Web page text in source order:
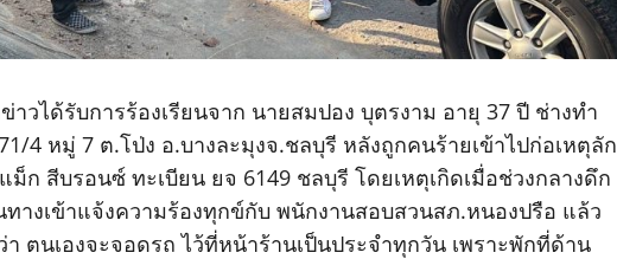
าวได้รับการร้องเรียนจาก นายสมปอง บุตรงาม อายุ 37 ปี ช่างทำ
4 หมู่ 7 ต.โป่ง อ.บางละมุงจ.ชลบุรี หลังถูกคนร้ายเข้าไปก่อเหตุลัก
ก สีบรอนซ์ ทะเบียน ยจ 6149 ชลบุรี โดยเหตุเกิดเมื่อช่วงกลางดึก
างเข้าแจ้งความร้องทุกข์กับ พนักงานสอบสวนสภ.หนองปรือ แล้ว
ตนเองจะจอดรถ ไว้ที่หน้าร้านเป็นประจำทุกวัน เพราะพักที่ด้าน